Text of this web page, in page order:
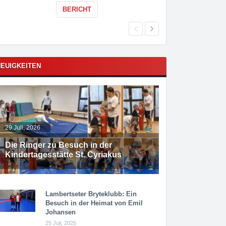
BERICHT
Die Ringer zu Besuch in der
Kindertagesstätte St. Cyriakus
29 Juli, 2026
Lambertseter Bryteklubb: Ein
Besuch in der Heimat von Emil
Johansen
25 Juli, 2026